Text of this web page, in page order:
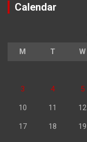
Calendar
M T W
3 4 5
10 11 12
17 18 19